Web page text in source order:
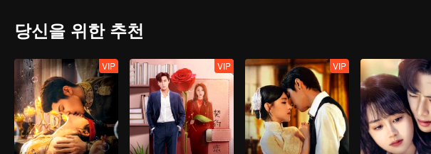
당신을 위한 추천
VIP VIP VIP